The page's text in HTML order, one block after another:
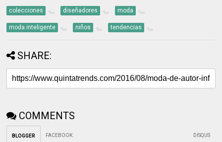
colecciones diseñadores moda
moda inteligente niños tendencias
SHARE:
COMMENTS
BLOGGER FACEBOOK: DISQUS